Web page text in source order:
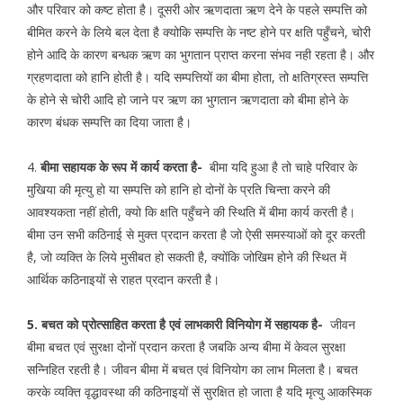
और परिवार को कष्ट होता है। दूसरी ओर ऋणदाता ऋण देने के पहले सम्पत्ति को
बीमित करने के लिये बल देता है क्योकि सम्पत्ति के नष्ट होने पर क्षति पहुँचने, चोरी
होने आदि के कारण बन्धक ऋण का भुगतान प्राप्त करना संभव नही रहता है। और
ग्रहणदाता को हानि होती है। यदि सम्पत्तियों का बीमा होता, तो क्षतिग्रस्त सम्पत्ति
के होने से चोरी आदि हो जाने पर ऋण का भुगतान ऋणदाता को बीमा होने के
कारण बंधक सम्पत्ति का दिया जाता है।
4.बीमा सहायक के रूप में कार्य करता है- बीमा यदि हुआ है तो चाहे परिवार के
मुखिया की मृत्यु हो या सम्पत्ति को हानि हो दोनों के प्रति चिन्ता करने की
आवश्यकता नहीं होती, क्यो कि क्षति पहुँचने की स्थिति में बीमा कार्य करती है।
बीमा उन सभी कठिनाई से मुक्त प्रदान करता है जो ऐसी समस्याओं को दूर करती
है, जो व्यक्ति के लिये मुसीबत हो सकती है, क्योंकि जोखिम होने की स्थित में
आर्थिक कठिनाइयों से राहत प्रदान करती है।
5. बचत को प्रोत्साहित करता है एवं लाभकारी विनियोग में सहायक है- जीवन
बीमा बचत एवं सुरक्षा दोनों प्रदान करता है जबकि अन्य बीमा में केवल सुरक्षा
सन्निहित रहती है। जीवन बीमा में बचत एवं विनियोग का लाभ मिलता है। बचत
करके व्यक्ति वृद्धावस्था की कठिनाइयों सें सुरक्षित हो जाता है यदि मृत्यु आकस्मिक